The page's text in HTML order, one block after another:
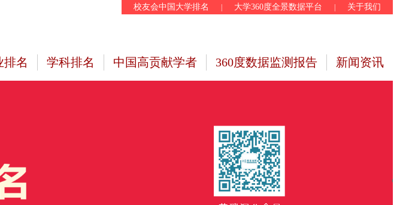
校友会中国大学排名 大学360度全景数据平台 关于我们
排名 学科排名 中国高贡献学者 360度数据监测报告 新闻资讯